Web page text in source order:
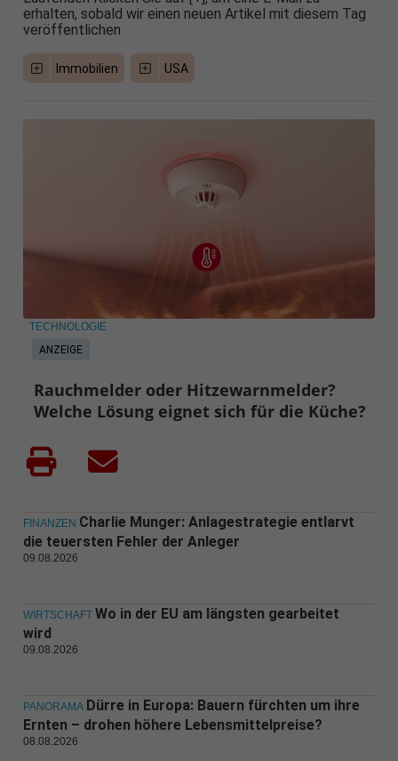
erhalten, sobald wir einen neuen Artikel mit diesem Tag
veröffentlichen
Immobilien USA
ANZEIGE
TECHNOLOGIE
Rauchmelder oder Hitzewarnmelder?
Welche Lösung eignet sich für die Küche?
FINANZEN Charlie Munger: Anlagestrategie entlarvt
die teuersten Fehler der Anleger
09.08.2026
WIRTSCHAFT Wo in der EU am längsten gearbeitet
wird
09.08.2026
PANORAMA Dürre in Europa: Bauern fürchten um ihre
Ernten – drohen höhere Lebensmittelpreise?
08.08.2026